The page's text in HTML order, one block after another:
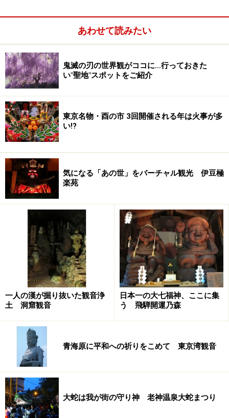
日がダメでも、年明けにゆっくり滞在もお勧めです。
●年末年始も営業している宿坊のリストはこちらです。
（現時点で予約が取れるということではありません。あ
くまで営業している宿坊のリストです）
●さらにご注意！
街角にも、鏡餅が飾られています
今回の記事は、いつものこのコーナーの記事とくらべ
て、記事の内容に対応した写真が、あまりありません。
なぜなら、その旅をした当時、わたしはまだ、ごく初期
段階のデジタルカメラしか持っていなかったからです。
このごろでは、わたしは写真に力を入れていて、記事ご
とに傑作写真（？）を掲載しているので、ちょっと悔し
い。見づらい写真でごめんなさいです。
●次のページは知恩院和順会館で過ごした年末年始の様
子です。
除夜の鐘をはしご、お隣の八坂神社の「をけら詣り」、
元旦の超ありがたいお勤め、美味しいお雑煮とお節な
ど、京都のお正月ならではの行事を1泊で体験できま
す。
※記事内容は執筆時点のものです。最新の内容をご確認くださ
い。
あわせて読みたい
鬼滅の刃の世界観がココに…行っておきた
い"聖地"スポットをご紹介
東京名物・酉の市 3回開催される年は火事が多
い!?
気になる「あの世」をバーチャル観光 伊豆極
楽苑
一人の漢が掘り抜いた観音浄
土 洞窟観音
日本一の大七福神、ここに集
う 飛騨開運乃森
青海原に平和への祈りをこめて 東京湾観音
大蛇は我が街の守り神 老神温泉大蛇まつり